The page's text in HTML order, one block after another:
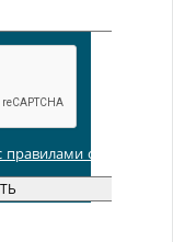
правилами обработки